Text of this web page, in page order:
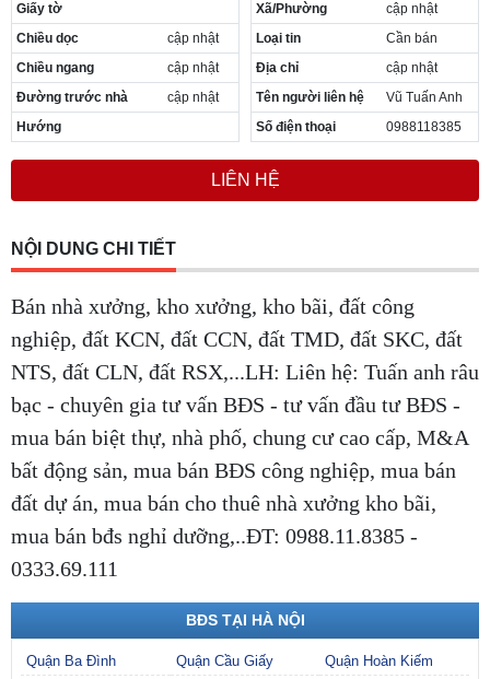
Giấy tờ
Chiều dọc
cập nhật
Chiều ngang
cập nhật
Đường trước nhà
cập nhật
Hướng
Xã/Phường
cập nhật
Loại tin
Cần bán
Địa chỉ
cập nhật
Tên người liên hệ
Vũ Tuấn Anh
Số điện thoại
0988118385
LIÊN HỆ
NỘI DUNG CHI TIẾT
Bán nhà xưởng, kho xưởng, kho bãi, đất công
nghiệp, đất KCN, đất CCN, đất TMD, đất SKC, đất
NTS, đất CLN, đất RSX,...LH: Liên hệ: Tuấn anh râu
bạc - chuyên gia tư vấn BĐS - tư vấn đầu tư BĐS -
mua bán biệt thự, nhà phố, chung cư cao cấp, M&A
bất động sản, mua bán BĐS công nghiệp, mua bán
đất dự án, mua bán cho thuê nhà xưởng kho bãi,
mua bán bđs nghỉ dưỡng,..ĐT: 0988.11.8385 -
0333.69.111
BĐS TẠI HÀ NỘI
Quận Ba Đình Quận Cầu Giấy
Quận Hoàn Kiếm